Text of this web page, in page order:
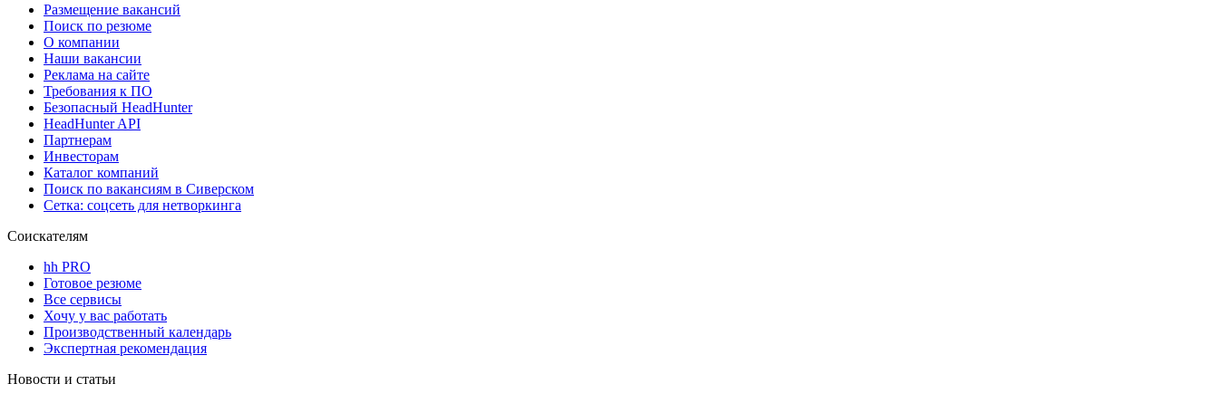
Размещение вакансий
Поиск по резюме
О компании
Наши вакансии
Реклама на сайте
Требования к ПО
Безопасный HeadHunter
HeadHunter API
Партнерам
Инвесторам
Каталог компаний
Поиск по вакансиям в Сиверском
Сетка: соцсеть для нетворкинга
Соискателям
hh PRO
Готовое резюме
Все сервисы
Хочу у вас работать
Производственный календарь
Экспертная рекомендация
Новости и статьи